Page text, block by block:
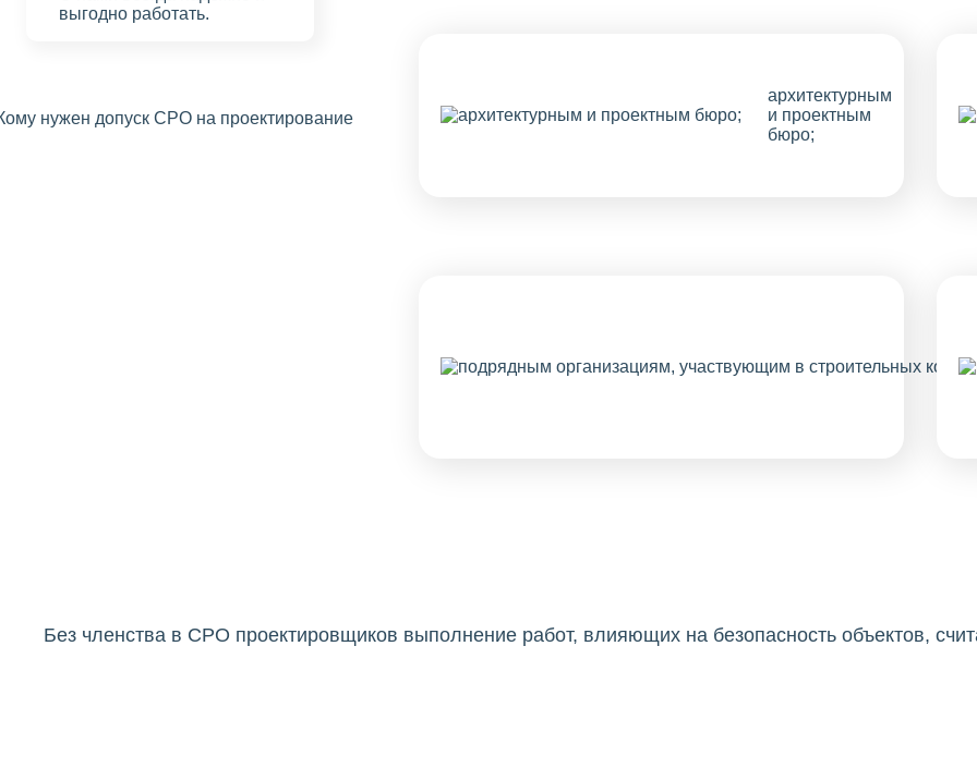
выгодно работать.
архитектурным
и проектным
бюро;
Без членства в СРО проектировщиков выполнение работ, влияющих на безопасность объектов,